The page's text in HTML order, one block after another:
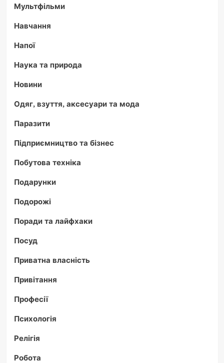
Мультфільми
Навчання
Напої
Наука та природа
Новини
Одяг, взуття, аксесуари та мода
Паразити
Підприємництво та бізнес
Побутова техніка
Подарунки
Подорожі
Поради та лайфхаки
Посуд
Приватна власність
Привітання
Професії
Психологія
Релігія
Робота